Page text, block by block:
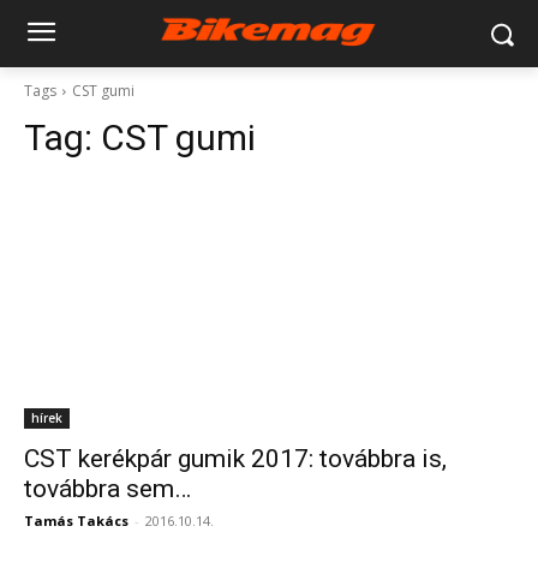
Tags CST gumi
Tag: CST gumi
hírek
CST kerékpár gumik 2017: továbbra is,
továbbra sem…
Tamás Takács - 2016.10.14.